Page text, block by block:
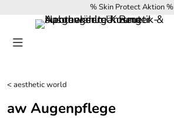
% Skin Protect Aktion %
<aesthetic world
aw Augenpflege